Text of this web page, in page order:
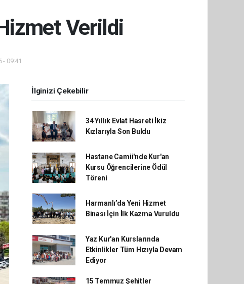
Verildi
- 09:41
İlginizi Çekebilir
34 Yıllık Evlat Hasreti İkiz
Kızlarıyla Son Buldu
Hastane Camii'nde Kur'an
Kursu Öğrencilerine Ödül
Töreni
Harmanlı’da Yeni Hizmet
Binası İçin İlk Kazma Vuruldu
Yaz Kur'an Kurslarında
Etkinlikler Tüm Hızıyla Devam
Ediyor
15 Temmuz Şehitler